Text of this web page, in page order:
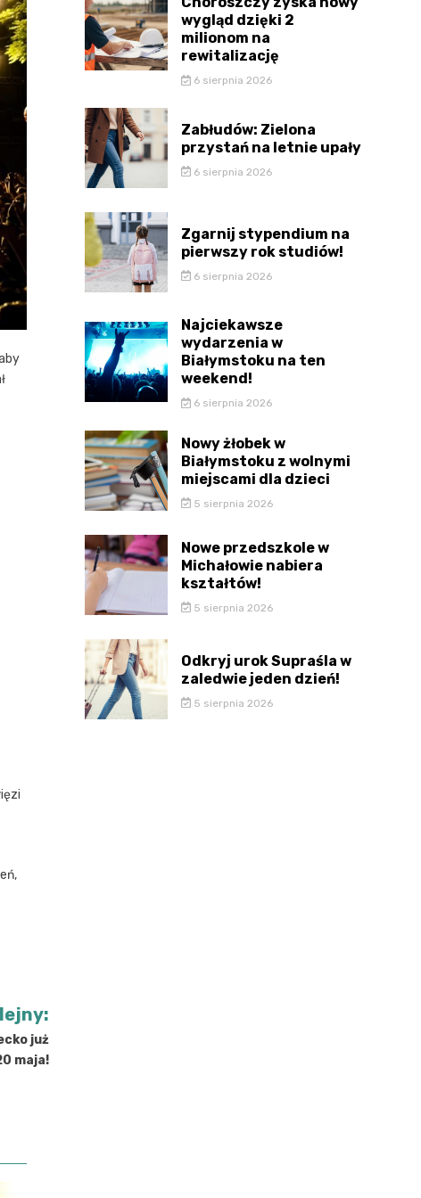
już
maja!
wygląd dzięki 2
milionom na
rewitalizację
6 sierpnia 2026
Zabłudów: Zielona
przystań na letnie upały
6 sierpnia 2026
Zgarnij stypendium na
pierwszy rok studiów!
6 sierpnia 2026
Najciekawsze
wydarzenia w
Białymstoku na ten
weekend!
6 sierpnia 2026
Nowy żłobek w
Białymstoku z wolnymi
miejscami dla dzieci
5 sierpnia 2026
Nowe przedszkole w
Michałowie nabiera
kształtów!
5 sierpnia 2026
Odkryj urok Supraśla w
zaledwie jeden dzień!
5 sierpnia 2026